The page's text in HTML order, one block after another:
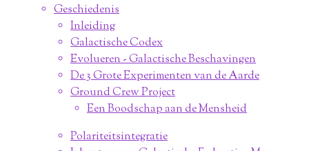
Geschiedenis
Inleiding
Galactische Codex
Evolueren - Galactische Beschavingen
De 3 Grote Experimenten van de Aarde
Ground Crew Project
Een Boodschap aan de Mensheid
Polariteitsintegratie